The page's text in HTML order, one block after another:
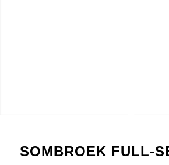
SOMBROEK FULL-